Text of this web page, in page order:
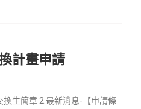
計畫申請
生簡章 2.最新消息-【申請條